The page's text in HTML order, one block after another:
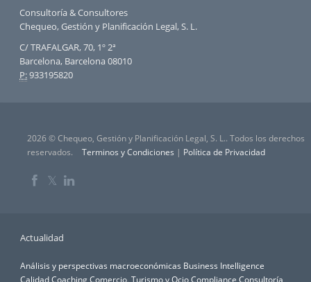
Consultoría & Consultores
Chequeo, Gestión y Planificación Legal, S. L.
C/ TRAFALGAR, 70, 1º 2ª
Barcelona, Barcelona 08010
P:933195820
2026 © Chequeo, Gestión y Planificación Legal, S. L.. Todos los derechos
reservados.
Terminos y Condiciones | Política de Privacidad
𝕏
Actualidad
Análisis y perspectivas macroeconómicas Business Intelligence
CalidadCoachingComercio, Turismo y OcioCompliance Consultoría